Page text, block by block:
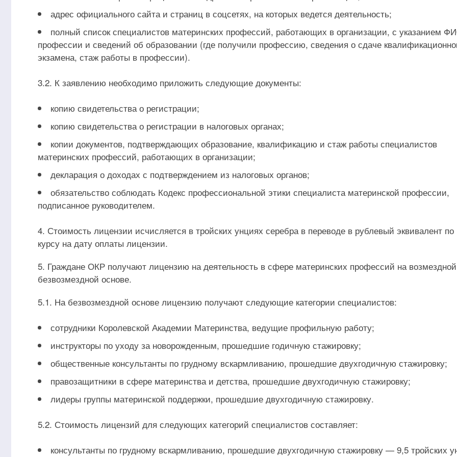
адрес официального сайта и страниц в соцсетях, на которых ведется деятельность;
полный список специалистов материнских профессий, работающих в организации, с указанием
профессии и сведений об образовании (где получили профессию, сведения о сдаче
экзамена, стаж работы в профессии).
3.2. К заявлению необходимо приложить следующие документы:
копию свидетельства о регистрации;
копию свидетельства о регистрации в налоговых органах;
копии документов, подтверждающих образование, квалификацию и стаж работы специалистов
материнских профессий, работающих в организации;
декларация о доходах с подтверждением из налоговых органов;
обязательство соблюдать Кодекс профессиональной этики специалиста материнской профессии,
подписанное руководителем.
4. Стоимость лицензии исчисляется в тройских унциях серебра в переводе в рублевый эквивалент по
курсу на дату оплаты лицензии.
5. Граждане ОКР получают лицензию на деятельность в сфере материнских профессий на
безвозмездной основе.
5.1. На безвозмездной основе лицензию получают следующие категории специалистов:
сотрудники Королевской Академии Материнства, ведущие профильную работу;
инструкторы по уходу за новорожденным, прошедшие годичную стажировку;
общественные консультанты по грудному вскармливанию, прошедшие двухгодичную стажировку;
правозащитники в сфере материнства и детства, прошедшие двухгодичную стажировку;
лидеры группы материнской поддержки, прошедшие двухгодичную стажировку.
5.2. Стоимость лицензий для следующих категорий специалистов составляет:
консультанты по грудному вскармливанию, прошедшие двухгодичную стажировку — 9,5 тройских